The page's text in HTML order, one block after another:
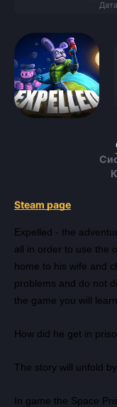
Steam page
Expelled - the
all in order to use the
home to his wife and
problems and do not
the game you will learn
How did he get in
The story will unfold
In game the Space